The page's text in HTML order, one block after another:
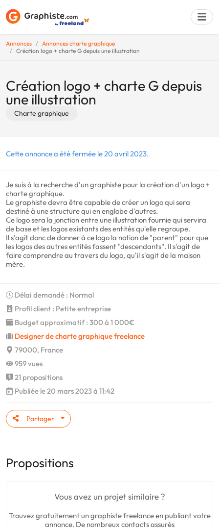
Annonces
Annonces charte graphique
Création logo + charte G depuis une illustration
Création logo + charte G depuis
une illustration
Charte graphique
Cette annonce a été fermée le 20 avril 2023.
Je suis à la recherche d'un graphiste pour la création d'un logo +
charte graphique.
Le graphiste devra être capable de créer un logo qui sera
destiné à une structure qui en englobe d'autres.
Ce logo sera la jonction entre une illustration fournie qui servira
de base et les logos existants des entités qu'elle regroupe.
Il s'agit donc de donner à ce logo la notion de "parent" pour que
les logos des autres entités fassent "descendants". Il s'agit de
faire comprendre au travers du logo, qu'il s'agit de la maison
mère.
Délai demandé : Normal
Profil client : Petite entreprise
Budget approximatif : 300 à 1 000€
Designer de charte graphique freelance
79000, France
959 vues
21 propositions
Publiée le 20 mars 2023 à 11:42
Partager
Propositions
Vous avez un projet similaire ?
Trouvez gratuitement un graphiste freelance en publiant votre
annonce. De nombreux contacts assurés